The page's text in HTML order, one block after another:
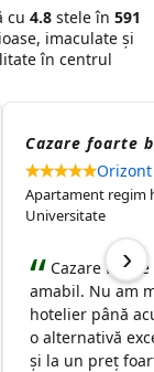
cu 4.8 stele în 591
imaculate și
în centrul
Cazare foarte
Orizont
Apartament regim
Universitate
Cazare
amabil. Nu am
hotelier până
o alternativă
și la un preț
›